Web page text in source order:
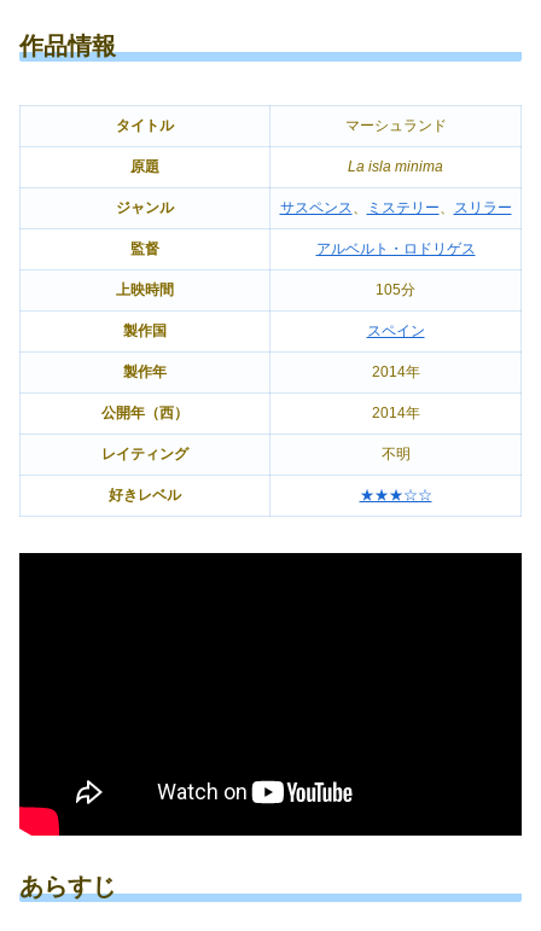
作品情報
タイトル マーシュランド
原題 La isla minima
ジャンル サスペンス、 ミステリー、 スリラー
監督 アルベルト・ロドリゲス
上映時間 105分
製作国 スペイン
製作年 2014年
公開年（西） 2014年
レイティング 不明
好きレベル ★★★☆☆
あらすじ